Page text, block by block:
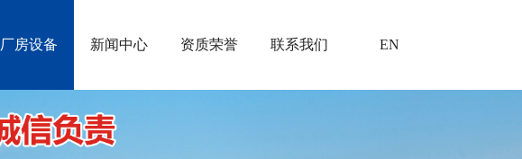
厂房设备 新闻中心 资质荣誉 联系我们 EN